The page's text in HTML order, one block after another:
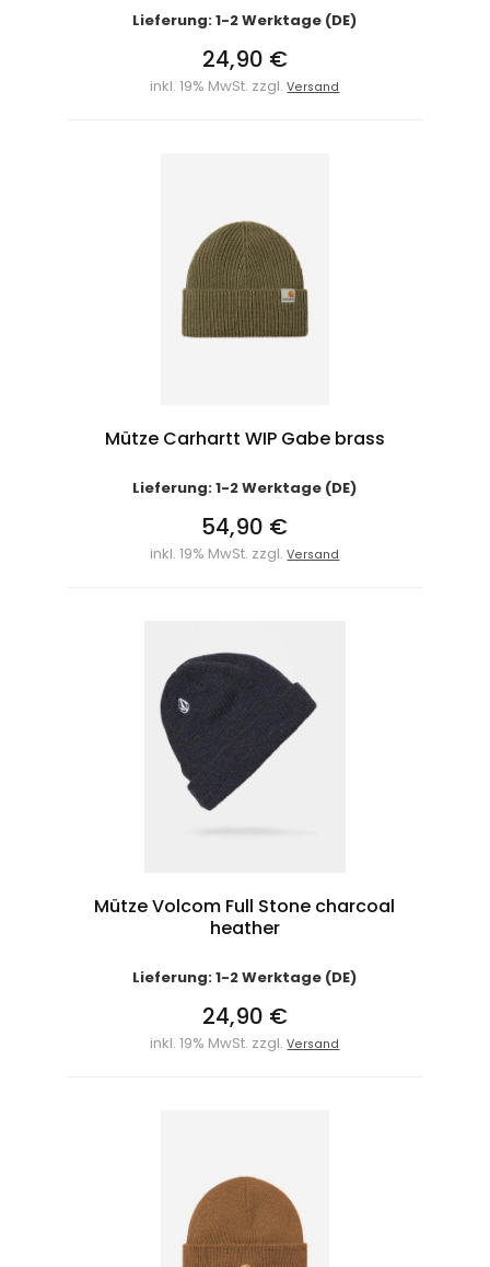
Lieferung: 1-2 Werktage (DE)
24,90 €
inkl. 19% MwSt. zzgl.Versand
Mütze Carhartt WIP Gabe brass
Lieferung: 1-2 Werktage (DE)
54,90 €
inkl. 19% MwSt. zzgl.Versand
Mütze Volcom Full Stone charcoal
heather
Lieferung: 1-2 Werktage (DE)
24,90 €
inkl. 19% MwSt. zzgl.Versand